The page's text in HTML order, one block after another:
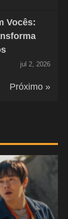
Vocês:
jul 2, 2026
Próximo »